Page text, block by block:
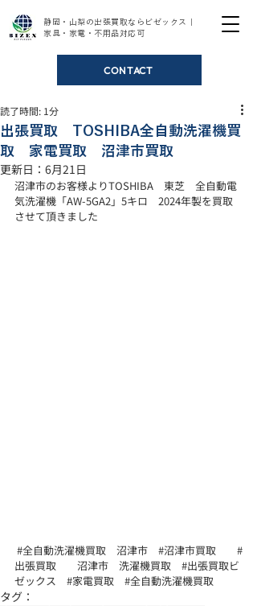
静岡・山梨の出張買取ならビゼックス｜
家具・家電・不用品対応可
CONTACT
出張買取 TOSHIBA全自動洗濯機買
取 家電買取 沼津市買取
読了時間: 1分
更新日： 6月21日
沼津市のお客様よりTOSHIBA　東芝　全自動電
気洗濯機「AW-5GA2」5キロ　2024年製を買取
させて頂きました
#全自動洗濯機買取 沼津市 #沼津市買取
#
出張買取 沼津市　洗濯機買取 #出張買取ビ
ゼックス
#家電買取 #全自動洗濯機買取
タグ：